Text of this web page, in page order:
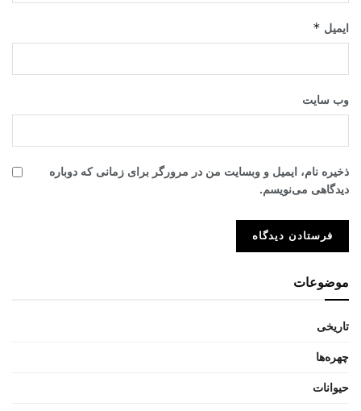
ایمیل *
وب‌ سایت
ذخیره نام، ایمیل و وبسایت من در مرورگر برای زمانی که دوباره
دیدگاهی می‌نویسم.
موضوعات
تاریخی
چهره‌ها
حیوانات